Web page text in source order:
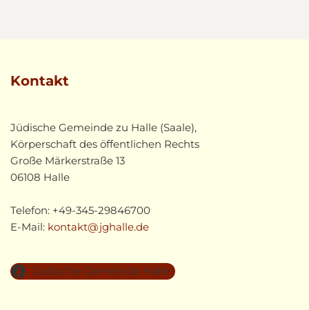
Kontakt
Jüdische Gemeinde zu Halle (Saale),
Körperschaft des öffentlichen Rechts
Große Märkerstraße 13
06108 Halle
Telefon: +49-345-29846700
E-Mail: kontakt@jghalle.de
Jüdische Gemeinde Halle